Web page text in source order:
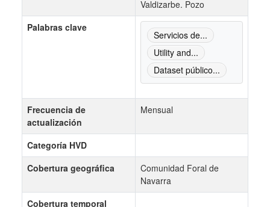
Valdizarbe. Pozo
Palabras clave
Servicios de...
Utility and...
Dataset público...
Frecuencia de
actualización
Mensual
Categoría HVD
Cobertura geográfica
Comunidad Foral de
Navarra
Cobertura temporal